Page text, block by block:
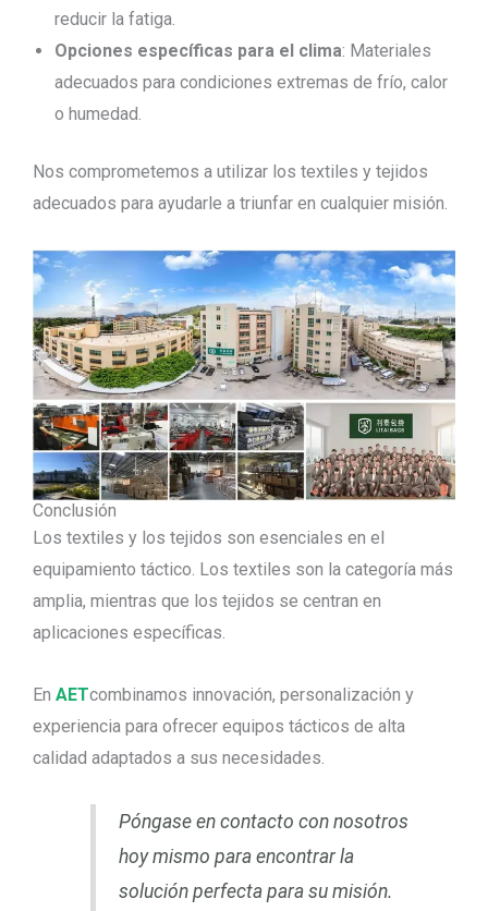
reducir la fatiga.
Opciones específicas para el clima: Materiales
adecuados para condiciones extremas de frío, calor
o humedad.
Nos comprometemos a utilizar los textiles y tejidos
adecuados para ayudarle a triunfar en cualquier misión.
Conclusión
Los textiles y los tejidos son esenciales en el
equipamiento táctico. Los textiles son la categoría más
amplia, mientras que los tejidos se centran en
aplicaciones específicas.
En AETcombinamos innovación, personalización y
experiencia para ofrecer equipos tácticos de alta
calidad adaptados a sus necesidades.
Póngase en contacto con nosotros
hoy mismo para encontrar la
solución perfecta para su misión.